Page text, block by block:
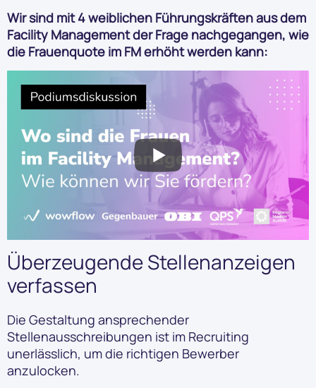
Wir sind mit 4 weiblichen Führungskräften aus dem
Facility Management der Frage nachgegangen, wie
die Frauenquote im FM erhöht werden kann:
Überzeugende Stellenanzeigen
verfassen
Die Gestaltung ansprechender
Stellenausschreibungen ist im Recruiting
unerlässlich, um die richtigen Bewerber
anzulocken.